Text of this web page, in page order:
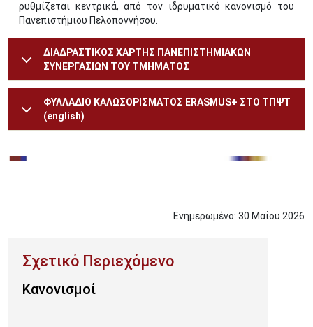
ρυθμίζεται κεντρικά, από τον ιδρυματικό κανονισμό του
Πανεπιστήμιου Πελοποννήσου.
ΔΙΑΔΡΑΣΤΙΚΟΣ ΧΑΡΤΗΣ ΠΑΝΕΠΙΣΤΗΜΙΑΚΩΝ
ΣΥΝΕΡΓΑΣΙΩΝ ΤΟΥ ΤΜΗΜΑΤΟΣ
ΦΥΛΛΑΔΙΟ ΚΑΛΩΣΟΡΙΣΜΑΤΟΣ ERASMUS+ ΣΤΟ ΤΠΨΤ
(english)
Image
Ενημερωμένο: 30 Μαΐου 2026
Κανονισμοί